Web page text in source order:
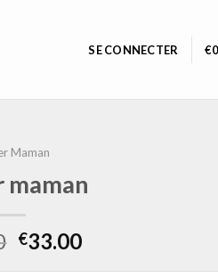
SE CONNECTER €
Maman
€33.00